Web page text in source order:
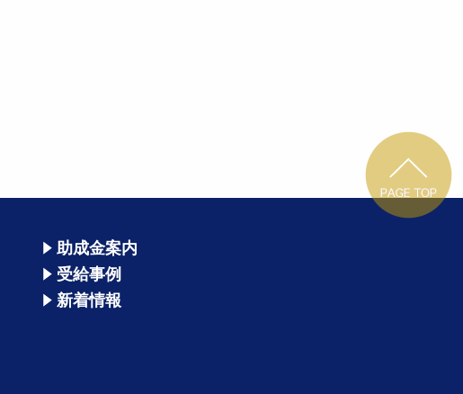
助成金案内
受給事例
新着情報